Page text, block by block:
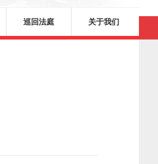
巡回法庭 关于我们